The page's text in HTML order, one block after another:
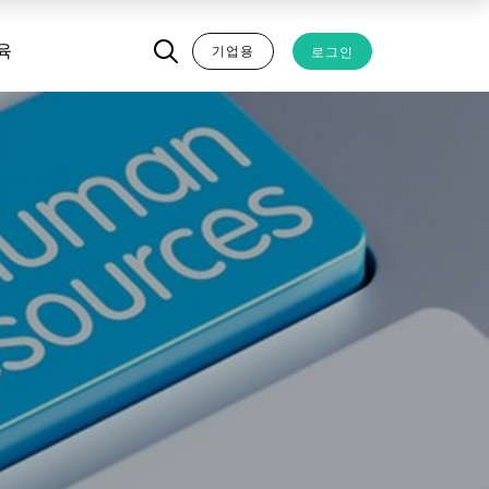
로그인
기업용